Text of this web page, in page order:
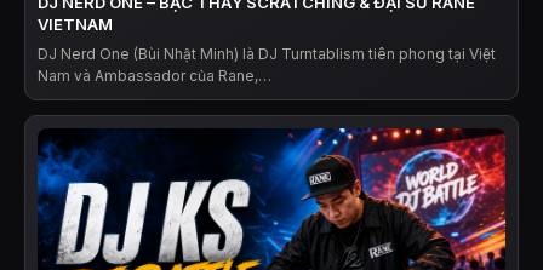
VIETNAM
DJ Nerd One (Bùi Nhật Minh) là DJ Turntablism tiên phong tại Việt
Nam và Ambassador của Rane,…